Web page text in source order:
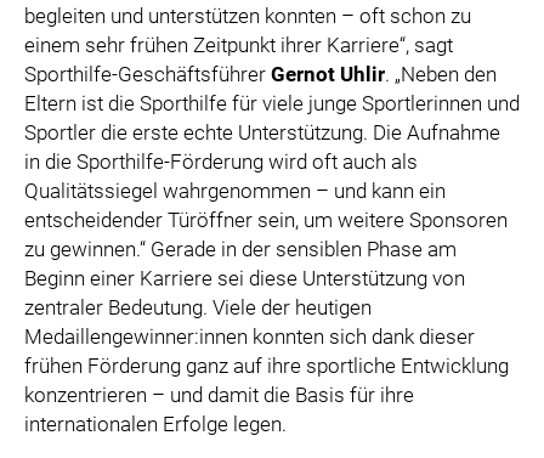
begleiten und unterstützen konnten – oft schon zu
einem sehr frühen Zeitpunkt ihrer Karriere“, sagt
Sporthilfe-Geschäftsführer Gernot Uhlir. „Neben den
Eltern ist die Sporthilfe für viele junge Sportlerinnen und
Sportler die erste echte Unterstützung. Die Aufnahme
in die Sporthilfe-Förderung wird oft auch als
Qualitätssiegel wahrgenommen – und kann ein
entscheidender Türöffner sein, um weitere Sponsoren
zu gewinnen.“ Gerade in der sensiblen Phase am
Beginn einer Karriere sei diese Unterstützung von
zentraler Bedeutung. Viele der heutigen
Medaillengewinner:innen konnten sich dank dieser
frühen Förderung ganz auf ihre sportliche Entwicklung
konzentrieren – und damit die Basis für ihre
internationalen Erfolge legen.